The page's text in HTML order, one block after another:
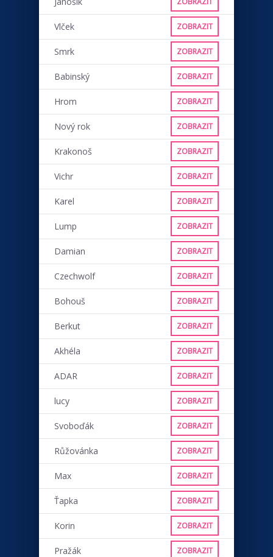
Vlček ZOBRAZIT
Smrk ZOBRAZIT
Babinský ZOBRAZIT
Hrom ZOBRAZIT
Nový rok ZOBRAZIT
Krakonoš ZOBRAZIT
Vichr ZOBRAZIT
Karel ZOBRAZIT
Lump ZOBRAZIT
Damian ZOBRAZIT
Czechwolf ZOBRAZIT
Bohouš ZOBRAZIT
Berkut ZOBRAZIT
Akhéla ZOBRAZIT
ADAR ZOBRAZIT
lucy ZOBRAZIT
Svoboďák ZOBRAZIT
Růžovánka ZOBRAZIT
Max ZOBRAZIT
Ťapka ZOBRAZIT
Korin ZOBRAZIT
Pražák ZOBRAZIT